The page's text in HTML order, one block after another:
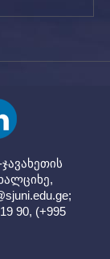
;
90, (+995